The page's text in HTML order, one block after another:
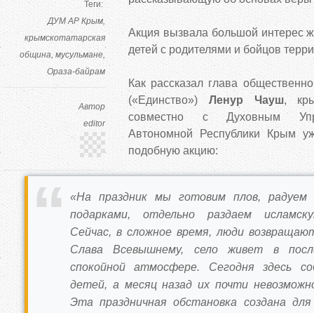
Теги:
ДУМ АР Крым
крымскотатарская
община мусульмане
Ораза-байрам
Автор
editor
Акция вызвала большой интерес
детей с родителями и бойцов
Как рассказал глава
(«Единство») Ленур Чауш,
совместно с Духовным
Автономной Республики Крым
подобную акцию:
«На праздник мы готовим плов, радуем
подарками, отдельно раздаем
Сейчас, в сложное время, люди
Слава Всевышнему, село живет в
спокойной атмосфере. Сегодня здесь
детей, а месяц назад их почти
Эта праздничная обстановка создана